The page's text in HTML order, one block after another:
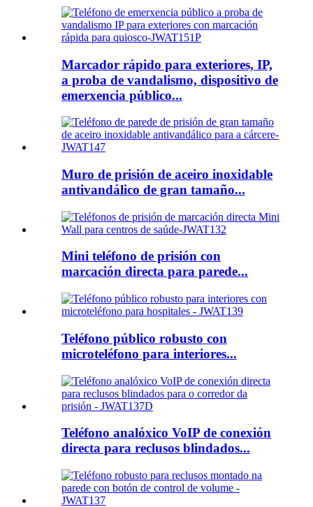
Marcador rápido para exteriores, IP,
a proba de vandalismo, dispositivo de
emerxencia público...
Muro de prisión de aceiro inoxidable
antivandálico de gran tamaño...
Mini teléfono de prisión con
marcación directa para parede...
Teléfono público robusto con
microteléfono para interiores...
Teléfono analóxico VoIP de conexión
directa para reclusos blindados...